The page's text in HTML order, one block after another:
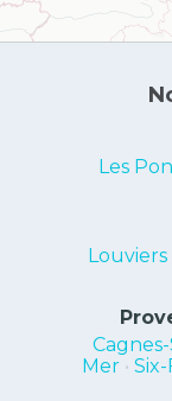
Les
Louviers
Mer•